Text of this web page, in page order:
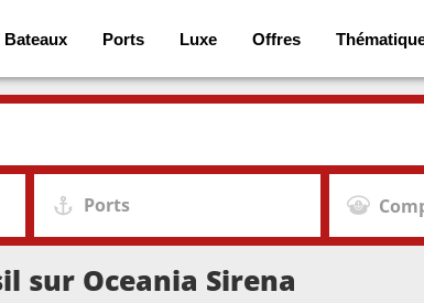
Bateaux Ports Luxe Offres
Ports
sur Oceania Sirena